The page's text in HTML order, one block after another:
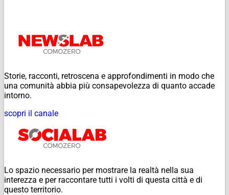
Storie, racconti, retroscena e approfondimenti in modo che
una comunità abbia più consapevolezza di quanto accade
intorno.
scopri il canale
Lo spazio necessario per mostrare la realtà nella sua
interezza e per raccontare tutti i volti di questa città e di
questo territorio.